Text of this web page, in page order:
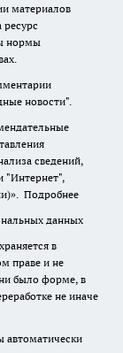
материалов
нормы
новости".
сведений,
"Интернет",
Подробнее
данных
в
праве и не
было форме, в
не иначе
автоматически